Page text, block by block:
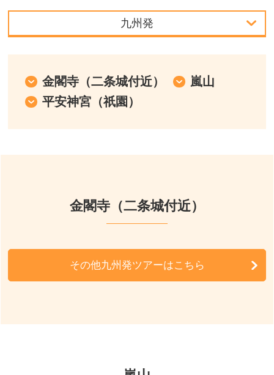
九州発
中部発
北陸発
金閣寺（二条城付近）
嵐山
平安神宮（祇園）
金閣寺（二条城付近）
その他九州発ツアーはこちら